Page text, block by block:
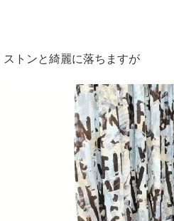
ストンと綺麗に落ちますが